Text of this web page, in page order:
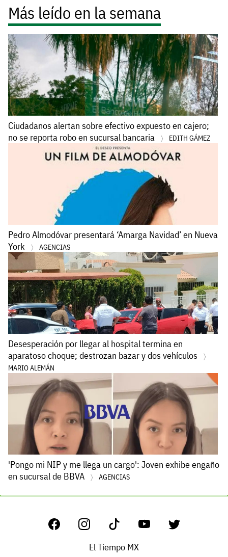
Más leído en la semana
Ciudadanos alertan sobre efectivo expuesto en cajero;
no se reporta robo en sucursal bancaria
EDITH GÁMEZ
Pedro Almodóvar presentará ‘Amarga Navidad’ en Nueva
York
AGENCIAS
Desesperación por llegar al hospital termina en
aparatoso choque; destrozan bazar y dos vehículos
MARIO ALEMÁN
'Pongo mi NIP y me llega un cargo': Joven exhibe engaño
en sucursal de BBVA
AGENCIAS
El Tiempo MX